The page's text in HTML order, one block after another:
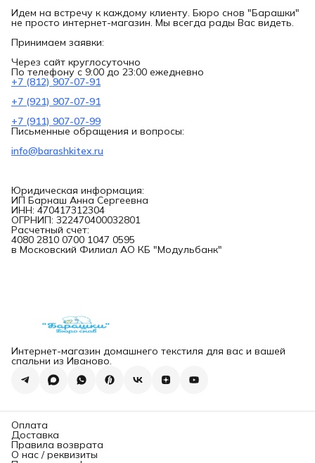
Идем на встречу к каждому клиенту. Бюро снов "Барашки"
не просто интернет-магазин. Мы всегда рады Вас видеть.
Принимаем заявки:
Через сайт круглосуточно
По телефону с 9:00 до 23:00 ежедневно
+7 (812) 907-07-91
+7 (921) 907-07-91
+7 (911) 907-07-99
Письменные обращения и вопросы:
info@barashkitex.ru
Юридическая информация:
ИП Барнаш Анна Сергеевна
ИНН: 470417312304
ОГРНИП: 322470400032801
Расчетный счет:
4080 2810 0700 1047 0595
в Московский Филиал АО КБ "Модульбанк"
Интернет-магазин домашнего текстиля для вас и вашей
спальни из Иваново.
Оплата
Доставка
Правила возврата
О нас / реквизиты